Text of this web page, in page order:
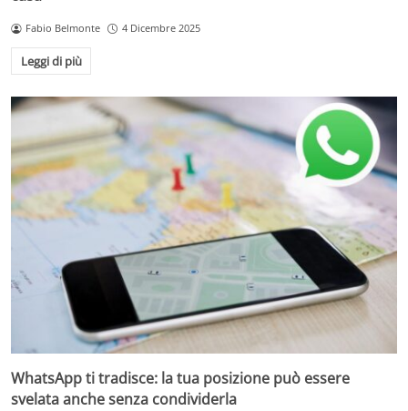
Fabio Belmonte 4 Dicembre 2025
Leggi di più
WhatsApp ti tradisce: la tua posizione può essere
svelata anche senza condividerla